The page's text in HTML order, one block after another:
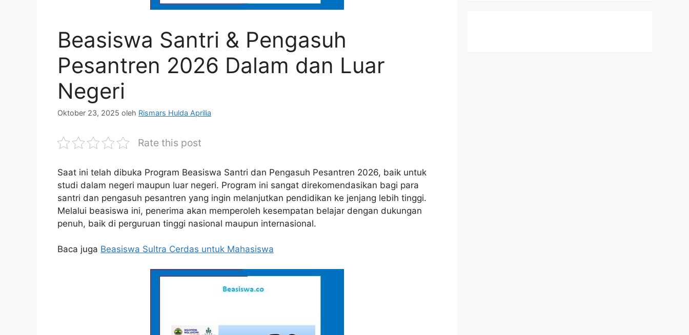
Beasiswa Santri & Pengasuh
Pesantren 2026 Dalam dan Luar
Negeri
Oktober 23, 2025 oleh Rismars Hulda Aprilia
Rate this post
Saat ini telah dibuka Program Beasiswa Santri dan Pengasuh Pesantren 2026, baik untuk
studi dalam negeri maupun luar negeri. Program ini sangat direkomendasikan bagi para
santri dan pengasuh pesantren yang ingin melanjutkan pendidikan ke jenjang lebih tinggi.
Melalui beasiswa ini, penerima akan memperoleh kesempatan belajar dengan dukungan
penuh, baik di perguruan tinggi nasional maupun internasional.
Baca juga Beasiswa Sultra Cerdas untuk Mahasiswa